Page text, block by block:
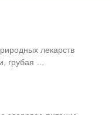
лекарств
грубая …